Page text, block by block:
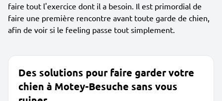
faire tout l'exercice dont il a besoin. Il est primordial de
faire une première rencontre avant toute garde de chien,
afin de voir si le feeling passe tout simplement.
Des solutions pour faire garder votre
chien à Motey-Besuche sans vous